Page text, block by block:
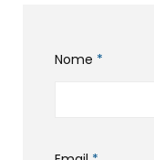
Nome *